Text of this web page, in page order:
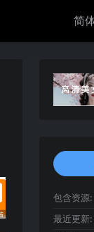
包含资源:
最近更新: